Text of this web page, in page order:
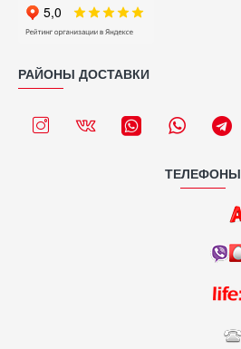
РАЙОНЫ ДОСТАВКИ
ТЕЛЕФОНЫ